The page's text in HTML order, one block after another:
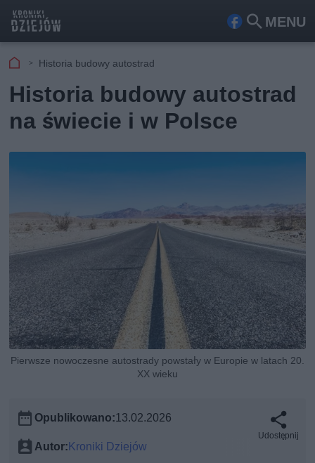
MENU
Fa Szu
Historia budowy autostrad
Historia budowy autostrad
na świecie i w Polsce
Pierwsze nowoczesne autostrady powstały w Europie w latach 20.
XX wieku
Opublikowano:13.02.2026
Autor:Kroniki Dziejów
Udostępnij